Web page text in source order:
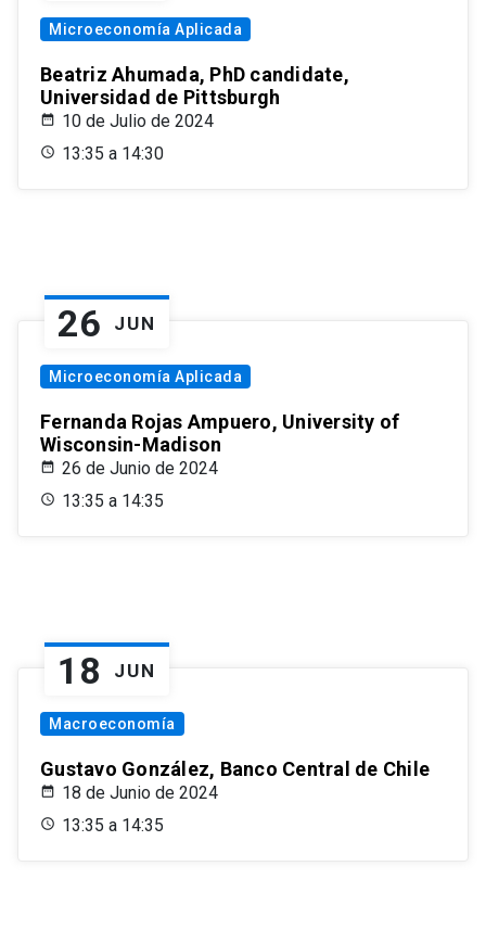
Microeconomía Aplicada
Beatriz Ahumada, PhD candidate,
Universidad de Pittsburgh
10 de Julio de 2024
13:35 a 14:30
26 JUN
Microeconomía Aplicada
Fernanda Rojas Ampuero, University of
Wisconsin-Madison
26 de Junio de 2024
13:35 a 14:35
18 JUN
Macroeconomía
Gustavo González, Banco Central de Chile
18 de Junio de 2024
13:35 a 14:35